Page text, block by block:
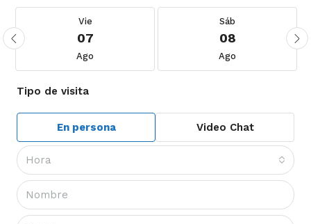
Vie
07
Ago
Sáb
08
Ago
Tipo de visita
En persona Video Chat
Hora